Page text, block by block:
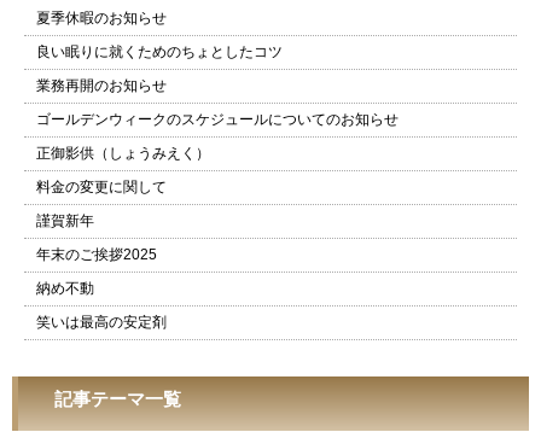
夏季休暇のお知らせ
良い眠りに就くためのちょとしたコツ
業務再開のお知らせ
ゴールデンウィークのスケジュールについてのお知らせ
正御影供（しょうみえく）
料金の変更に関して
謹賀新年
年末のご挨拶2025
納め不動
笑いは最高の安定剤
記事テーマ一覧